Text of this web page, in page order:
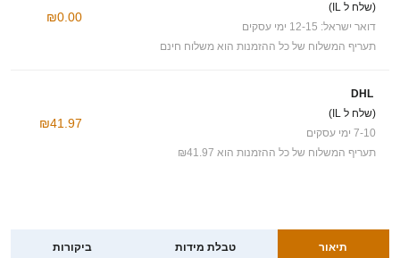
(שלח ל IL)
דואר ישראל: 12-15 ימי עסקים
תעריף המשלוח של כל ההזמנות הוא משלוח חינם
₪0.00
DHL
(שלח ל IL)
7-10 ימי עסקים
תעריף המשלוח של כל ההזמנות הוא ₪41.97
₪41.97
תיאור טבלת מידות ביקורות